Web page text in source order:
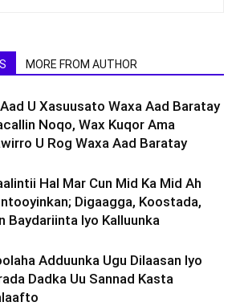
MORE FROM AUTHOR
U Xasuusato Waxa Aad Baratay
Noqo, Wax Kuqor Ama
U Rog Waxa Aad Baratay
Hal Mar Cun Mid Ka Mid Ah
Digaagga, Koostada,
Baydariinta Iyo Kalluunka
Adduunka Ugu Dilaasan Iyo
Dadka Uu Sannad Kasta